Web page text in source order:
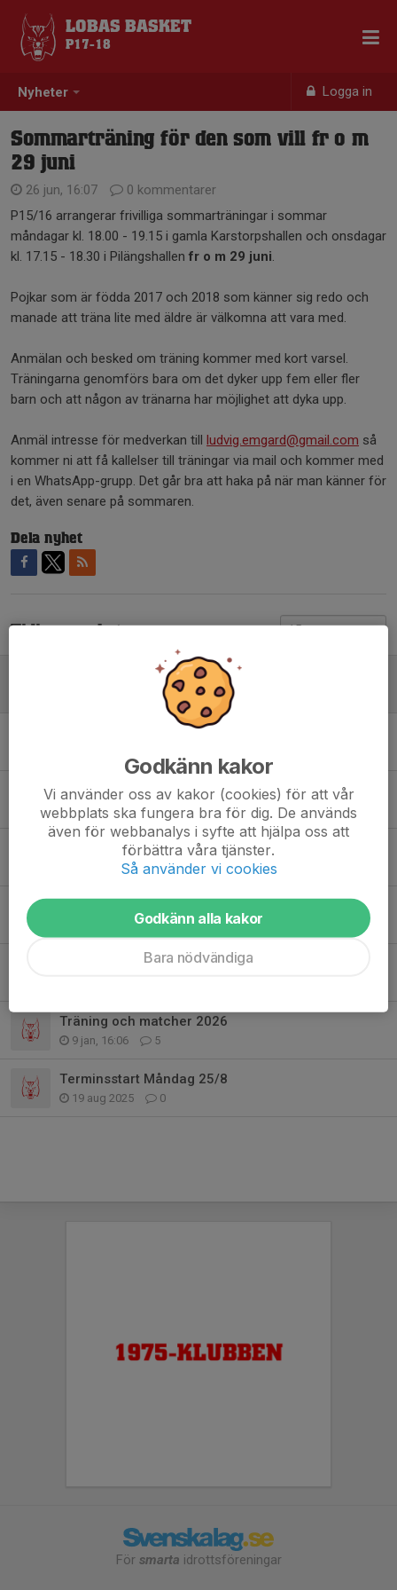
Nyheter Logga in
LOBAS BASKET
P17-18
Sommarträning för den som vill fr o m
29 juni
26 jun, 16:07
0 kommentarer
P15/16 arrangerar frivilliga sommarträningar i sommar
måndagar kl. 18.00 - 19.15 i gamla Karstorpshallen och onsdagar
kl. 17.15 - 18.30 i Pilängshallen fr o m 29 juni.
Pojkar som är födda 2017 och 2018 som känner sig redo och
manade att träna lite med äldre är välkomna att vara med.
Anmälan och besked om träning kommer med kort varsel.
Träningarna genomförs bara om det dyker upp fem eller fler
barn och att någon av tränarna har möjlighet att dyka upp.
Anmäl intresse för medverkan till ludvig.emgard@gmail.com så
kommer ni att få kallelser till träningar via mail och kommer med
i en WhatsApp-grupp. Det går bra att haka på när man känner för
det, även senare på sommaren.
Dela nyhet
Tidigare nyheter
Sommarträning för den som vill fr o m 29 juni
0
Gemensamt träningspass för P18 - Pilängshallen
27 apr, 14:51 0
Matcher på söndag för killar födda 2017
14 apr, 09:12 0
11 feb, 11:29 2
Nytt samarbete med Basketshop!
Träning och matcher 2026
9 jan, 16:06 5
Terminsstart Måndag 25/8
19 aug 2025 0
För smarta idrottsföreningar
Godkänn kakor
Vi använder oss av kakor (cookies) för att vår
webbplats ska fungera bra för dig. De används
även för webbanalys i syfte att hjälpa oss att
förbättra våra tjänster.
Så använder vi cookies
Godkänn alla kakor
Bara nödvändiga